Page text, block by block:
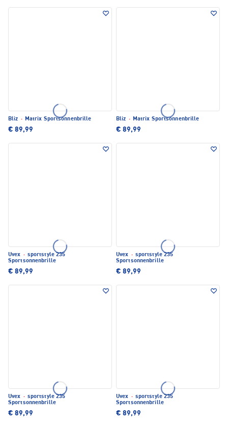
Bliz · Matrix Sportsonnenbrille
€ 89,99
Bliz · Matrix Sportsonnenbrille
€ 89,99
Uvex · sportstyle 235
Sportsonnenbrille
€ 89,99
Uvex · sportstyle 235
Sportsonnenbrille
€ 89,99
Uvex · sportstyle 235
Sportsonnenbrille
€ 89,99
Uvex · sportstyle 235
Sportsonnenbrille
€ 89,99